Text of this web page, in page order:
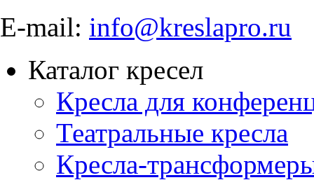
E-mail: info@kreslapro.ru
Каталог кресел
Кресла для
Театральные кресла
Кресла-